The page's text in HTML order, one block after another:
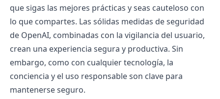
que sigas las mejores prácticas y seas cauteloso con
lo que compartes. Las sólidas medidas de seguridad
de OpenAI, combinadas con la vigilancia del usuario,
crean una experiencia segura y productiva. Sin
embargo, como con cualquier tecnología, la
conciencia y el uso responsable son clave para
mantenerse seguro.